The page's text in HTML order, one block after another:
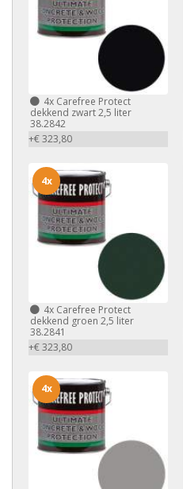
4x Carefree Protect
dekkend zwart 2,5 liter
38.2842
+€ 323,80
4x Carefree Protect
dekkend groen 2,5 liter
38.2841
+€ 323,80
4x
4x